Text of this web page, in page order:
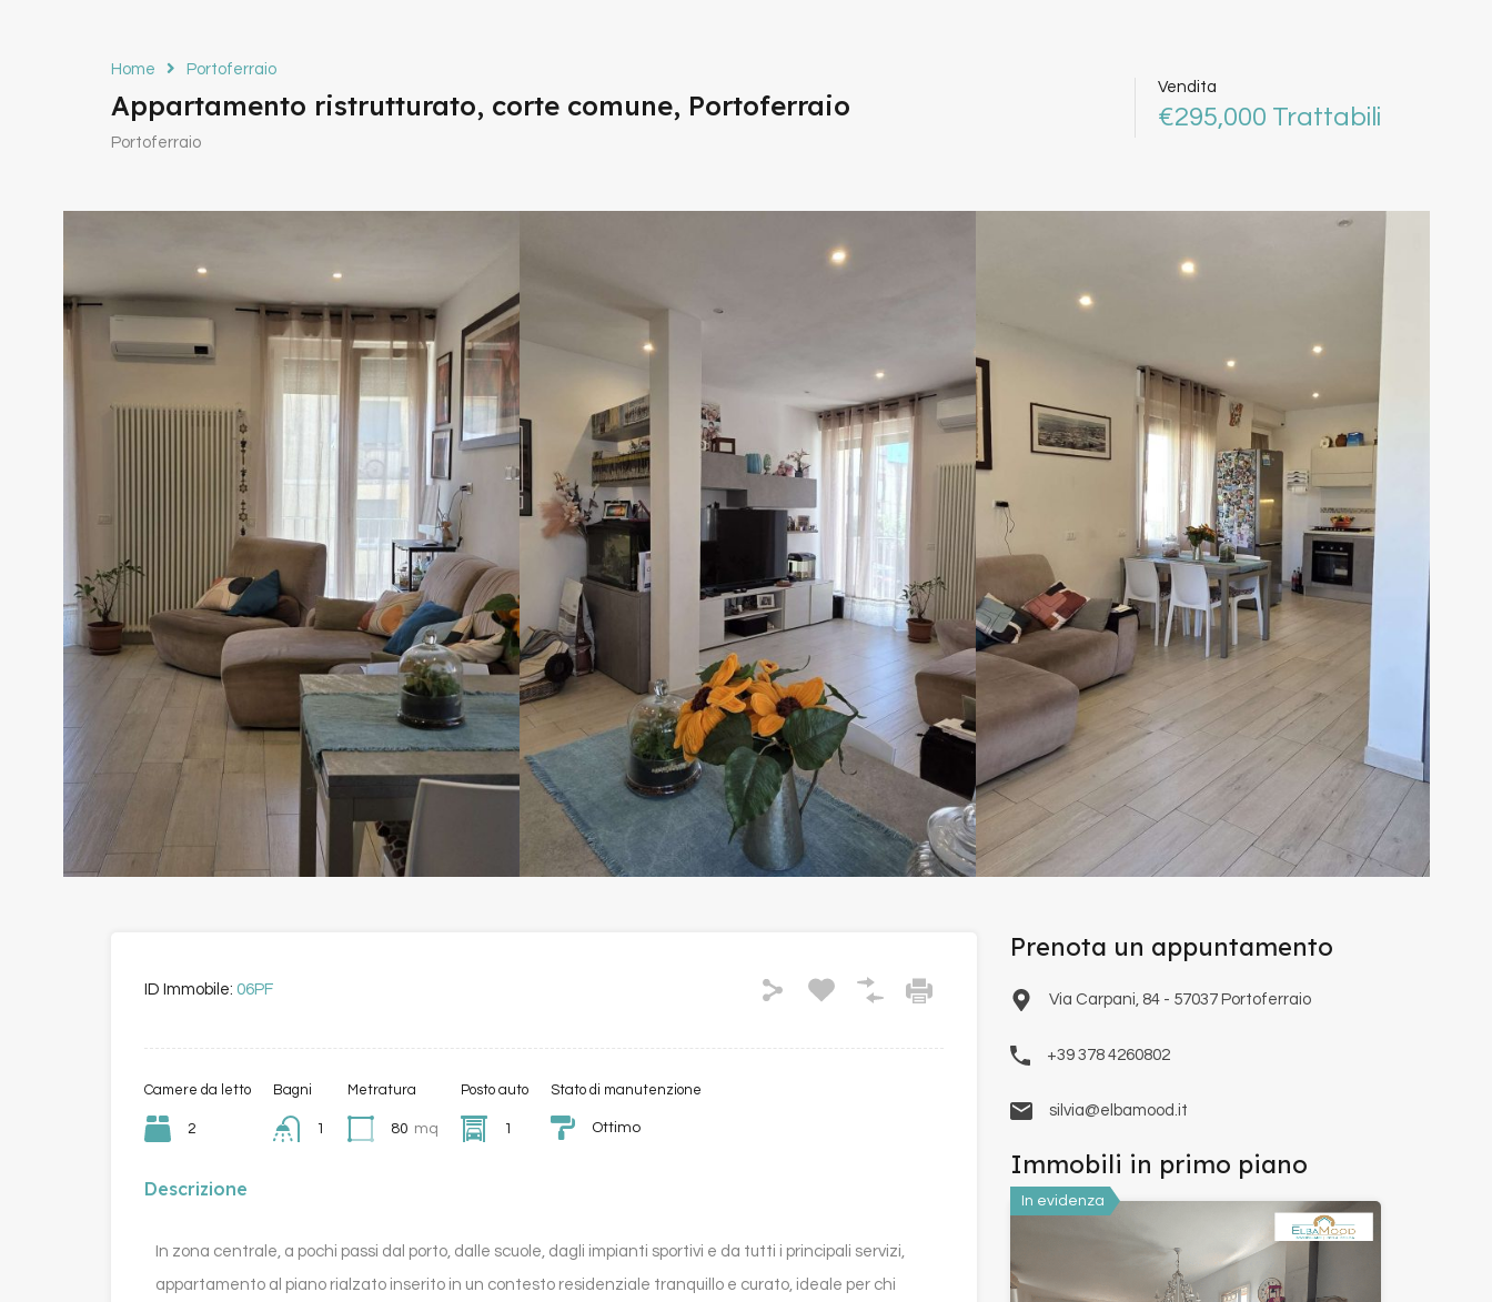
Home Portoferraio
Appartamento ristrutturato, corte comune, Portoferraio
Portoferraio
Vendita
€295,000 Trattabili
ID Immobile: 06PF
Camere da letto
2
Bagni
1
Metratura
80 mq
Posto auto
1
Stato di manutenzione
Ottimo
Descrizione
In zona centrale, a pochi passi dal porto, dalle scuole, dagli impianti sportivi e da tutti i principali servizi,
appartamento al piano rialzato inserito in un contesto residenziale tranquillo e curato, ideale per chi
Prenota un appuntamento
Via Carpani, 84 - 57037 Portoferraio
+39 378 4260802
silvia@elbamood.it
Immobili in primo piano
In evidenza